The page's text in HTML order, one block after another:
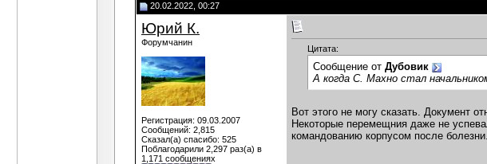
20.02.2022, 00:27
Юрий К.
Форумчанин
Регистрация: 09.03.2007
Сообщений: 2,815
Сказал(а) спасибо: 525
Поблагодарили 2,297 раз(а) в
1,171 сообщениях
Цитата:
Сообщение от Дубовик
А когда С. Махно стал
Вот этого не могу сказать. Документ
Некоторые перемещния даже не
командованию корпусом после болезни.